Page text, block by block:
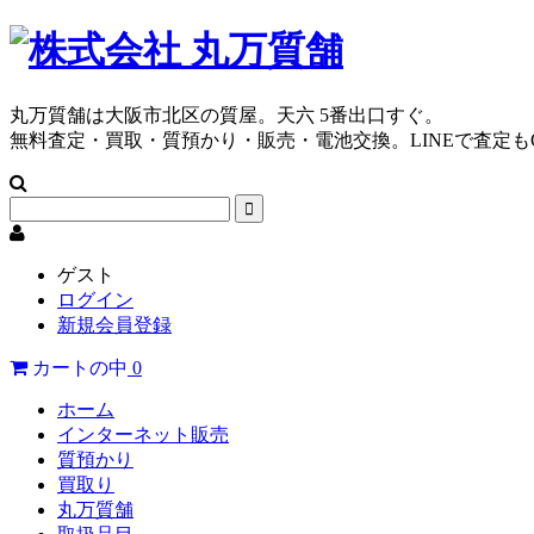
丸万質舗は大阪市北区の質屋。天六 5番出口すぐ。
無料査定・買取・質預かり・販売・電池交換。LINEで査定
ゲスト
ログイン
新規会員登録
カートの中 0
ホーム
インターネット販売
質預かり
買取り
丸万質舗